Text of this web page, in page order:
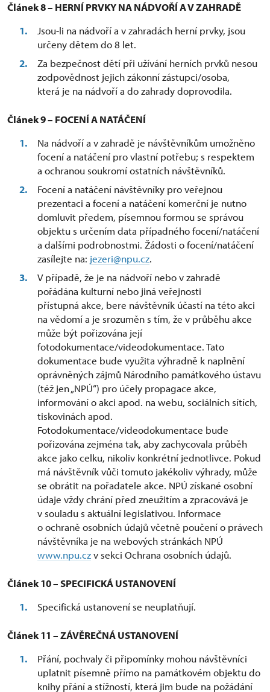
Článek 8 – HERNÍ PRVKY NA NÁDVOŘÍ A V ZAHRADĚ
Jsou-li na nádvoří a v zahradách herní prvky, jsou
určeny dětem do 8 let.
Za bezpečnost dětí při užívání herních prvků nesou
zodpovědnost jejich zákonní zástupci/osoba,
která je na nádvoří a do zahrady doprovodila.
Článek 9 – FOCENÍ A NATÁČENÍ
Na nádvoří a v zahradě je návštěvníkům umožněno
focení a natáčení pro vlastní potřebu; s respektem
a ochranou soukromí ostatních návštěvníků.
Focení a natáčení návštěvníky pro veřejnou
prezentaci a focení a natáčení komerční je nutno
domluvit předem, písemnou formou se správou
objektu s určením data případného focení/natáčení
a dalšími podrobnostmi. Žádosti o focení/natáčení
zasílejte na: jezeri@npu.cz.
V případě, že je na nádvoří nebo v zahradě
pořádána kulturní nebo jiná veřejnosti
přístupná akce, bere návštěvník účastí na této akci
na vědomí a je srozuměn s tím, že v průběhu akce
může být pořizována její
fotodokumentace/videodokumentace. Tato
dokumentace bude využita výhradně k naplnění
oprávněných zájmů Národního památkového ústavu
(též jen „NPÚ“) pro účely propagace akce,
informování o akci apod. na webu, sociálních sítích,
tiskovinách apod.
Fotodokumentace/videodokumentace bude
pořizována zejména tak, aby zachycovala průběh
akce jako celku, nikoliv konkrétní jednotlivce. Pokud
má návštěvník vůči tomuto jakékoliv výhrady, může
se obrátit na pořadatele akce. NPÚ získané osobní
údaje vždy chrání před zneužitím a zpracovává je
v souladu s aktuální legislativou. Informace
o ochraně osobních údajů včetně poučení o právech
návštěvníka je na webových stránkách NPÚ
www.npu.czv sekci Ochrana osobních údajů.
Článek 10 – SPECIFICKÁ USTANOVENÍ
Specifická ustanovení se neuplatňují.
Článek 11 – ZÁVĚREČNÁ USTANOVENÍ
Přání, pochvaly či připomínky mohou návštěvníci
uplatnit písemně přímo na památkovém objektu do
knihy přání a stížností, která jim bude na požádání